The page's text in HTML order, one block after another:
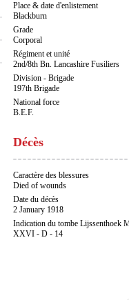
Place & date d'enlistement
Blackburn
Grade
Corporal
Régiment et unité
2nd/8th Bn. Lancashire Fusiliers
Division - Brigade
197th Brigade
National force
B.E.F.
Décès
Caractère des blessures
Died of wounds
Date du décès
2 January 1918
Indication du tombe Lijssenthoek
XXVI - D - 14